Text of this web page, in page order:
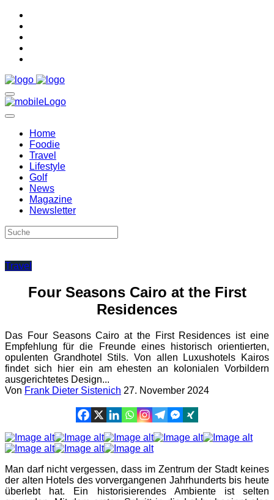
Home
Foodie
Travel
Lifestyle
Golf
News
Magazine
Newsletter
Travel
Four Seasons Cairo at the First
Residences
Das Four Seasons Cairo at the First Residences ist eine
Empfehlung für die Freunde eines historisch orientierten,
opulenten Grandhotel Stils. Von allen Luxushotels Kairos
findet sich hier ein am ehesten an kolonialen Vorbildern
ausgerichtetes Design...
Von Frank Dieter Sistenich 27. November 2024
Man darf nicht vergessen, dass im Zentrum der Stadt keines
der alten Hotels des vorvergangenen Jahrhunderts bis heute
überlebt hat. Ein historisierendes Ambiente ist selten